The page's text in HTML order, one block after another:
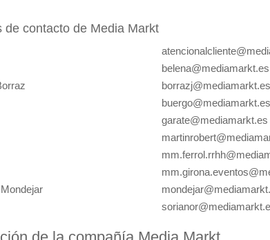
de contacto de Media Markt
belena@mediamarkt.es
borrazj@mediamarkt.es
buergo@mediamarkt.es
garate@mediamarkt.es